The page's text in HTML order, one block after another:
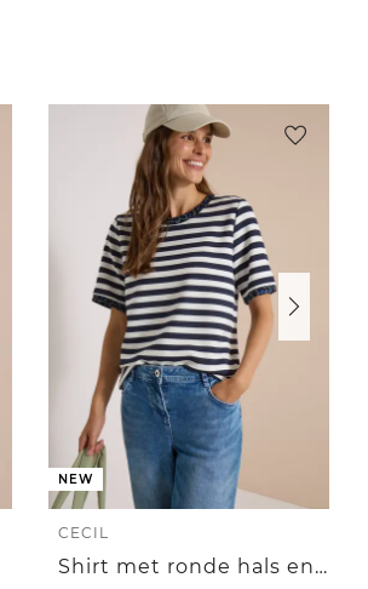
NEW
CECIL
Shirt met ronde hals en luipaardprintdetails